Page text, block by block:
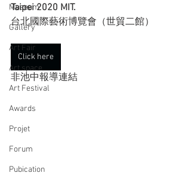
Museum
Gallery
Art Fair
Art space
Art Festival
Awards
Projet
Forum
Pubication
Taipei 2020 MIT.
台北國際藝術博覽會（世貿二館）
Click here
非池中報導連結